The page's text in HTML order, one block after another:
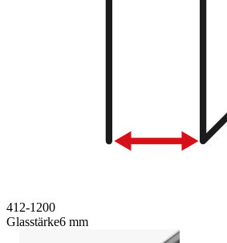
412-1200
Glasstärke6 mm